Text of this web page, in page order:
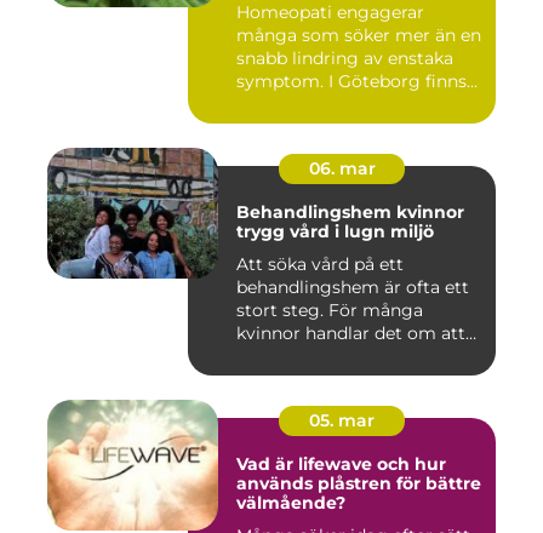
Homeopati engagerar
många som söker mer än en
snabb lindring av enstaka
symptom. I Göteborg finns
06. mar
Behandlingshem kvinnor
trygg vård i lugn miljö
Att söka vård på ett
behandlingshem är ofta ett
stort steg. För många
kvinnor handlar det om att
05. mar
Vad är lifewave och hur
används plåstren för bättre
välmående?